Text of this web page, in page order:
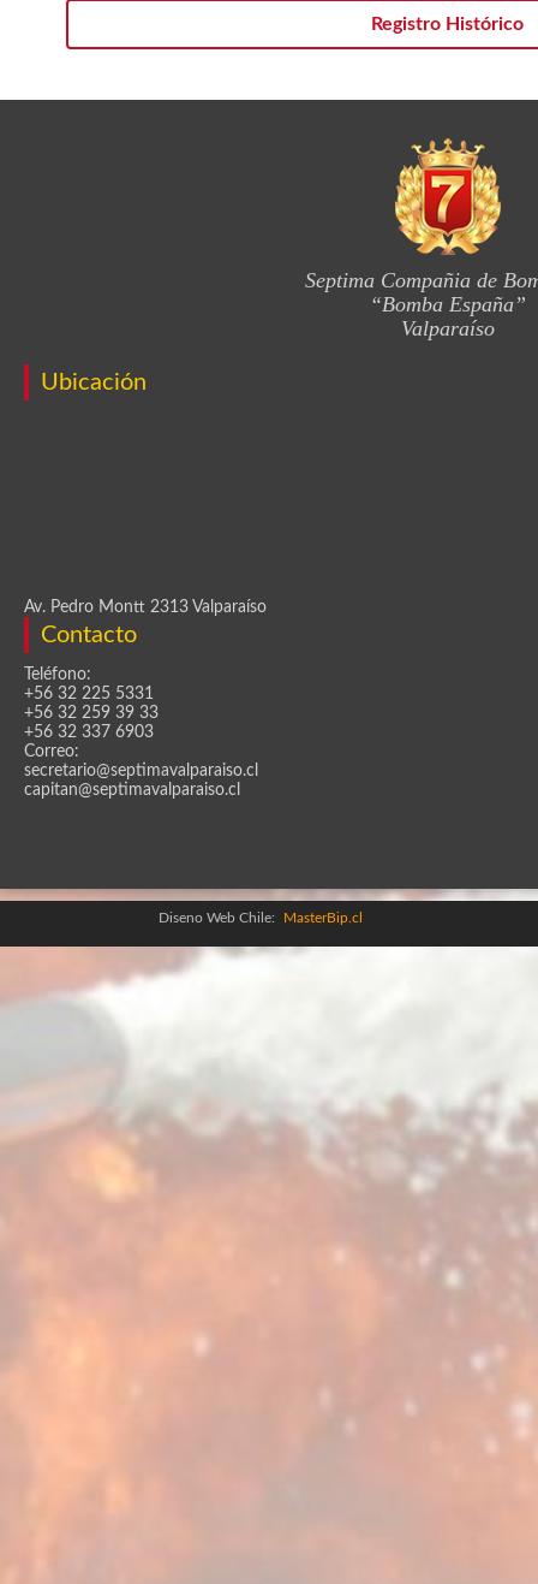
Registro Histórico
Septima Compañia de
“Bomba España”
Valparaíso
Ubicación
Av. Pedro Montt 2313 Valparaíso
Contacto
Teléfono:
+56 32 225 5331
+56 32 259 39 33
+56 32 337 6903
Correo:
secretario@septimavalparaiso.cl
capitan@septimavalparaiso.cl
Diseno Web Chile: MasterBip.cl